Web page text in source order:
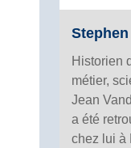
Historien
métier,
Jean
a été
chez lui à